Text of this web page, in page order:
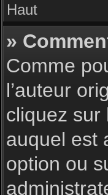
Haut
»
Comme
l’auteur
cliquez sur
auquel est
option ou